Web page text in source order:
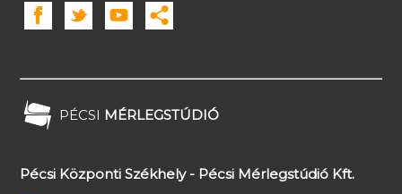
PÉCSI MÉRLEGSTÚDIÓ
Pécsi Központi Székhely - Pécsi Mérlegstúdió Kft.